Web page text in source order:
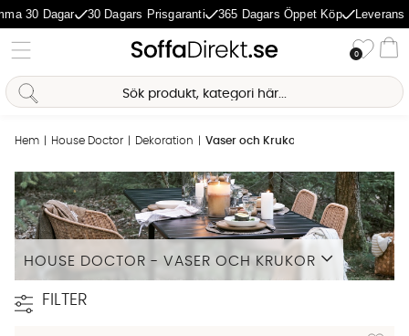
Dagar 30 Dagars Prisgaranti 365 Dagars Öppet Köp Leverans 1-5
0
Hem House Doctor Dekoration Vaser och Krukor
HOUSE DOCTOR - VASER OCH KRUKOR
Läs mer
FILTER
Lägg